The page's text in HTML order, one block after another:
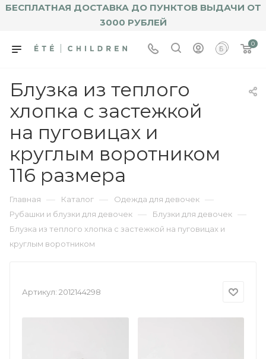
БЕСПЛАТНАЯ ДОСТАВКА ДО ПУНКТОВ ВЫДАЧИ ОТ
3000 РУБЛЕЙ
0
Блузка из теплого
хлопка с застежкой
на пуговицах и
круглым воротником
116 размера
Главная — Каталог — Одежда для девочек —
Рубашки и блузки для девочек — Блузки для девочек —
Блузка из теплого хлопка с застежкой на пуговицах и
круглым воротником
Артикул: 2012144298